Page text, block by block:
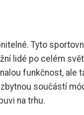
Tyto
lidé po celém
funkčnost, ale
součástí
na trhu.